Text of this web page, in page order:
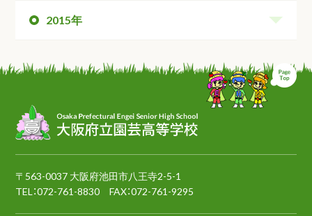
2015年
ペ
〒563-0037 大阪府池田市八王寺2-5-1
TEL：072-761-8830 FAX：072-761-9295